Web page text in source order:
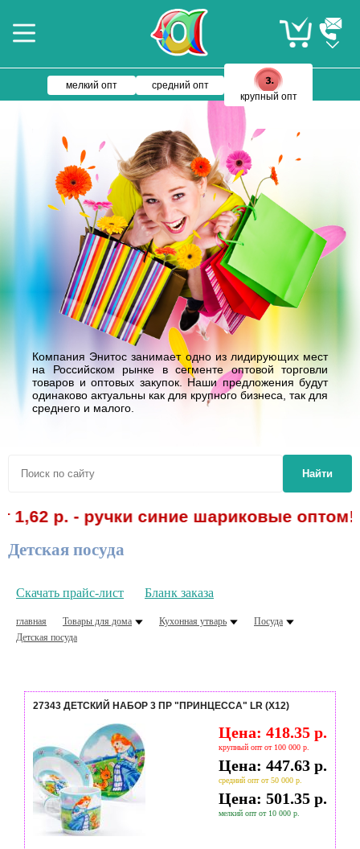
мелкий опт
средний опт
крупный опт
Компания Энитос занимает одно из лидирующих мест
на Российском рынке в сегменте оптовой торговли
товаров и оптовых закупок. Наши предложения будут
одинаково актуальны как для крупного бизнеса, так для
среднего и малого.
Найти
р. - ручки синие шариковые оптом!
Детская посуда
Скачать прайс-лист Бланк заказа
главная Товары для дома Кухонная утварь
Посуда
Детская посуда
27343 ДЕТСКИЙ НАБОР 3 ПР "ПРИНЦЕССА" LR (Х12)
Цена: 418.35 р.
крупный опт от 100 000 р.
Цена: 447.63 р.
средний опт от 50 000 р.
Цена: 501.35 р.
мелкий опт от 10 000 р.